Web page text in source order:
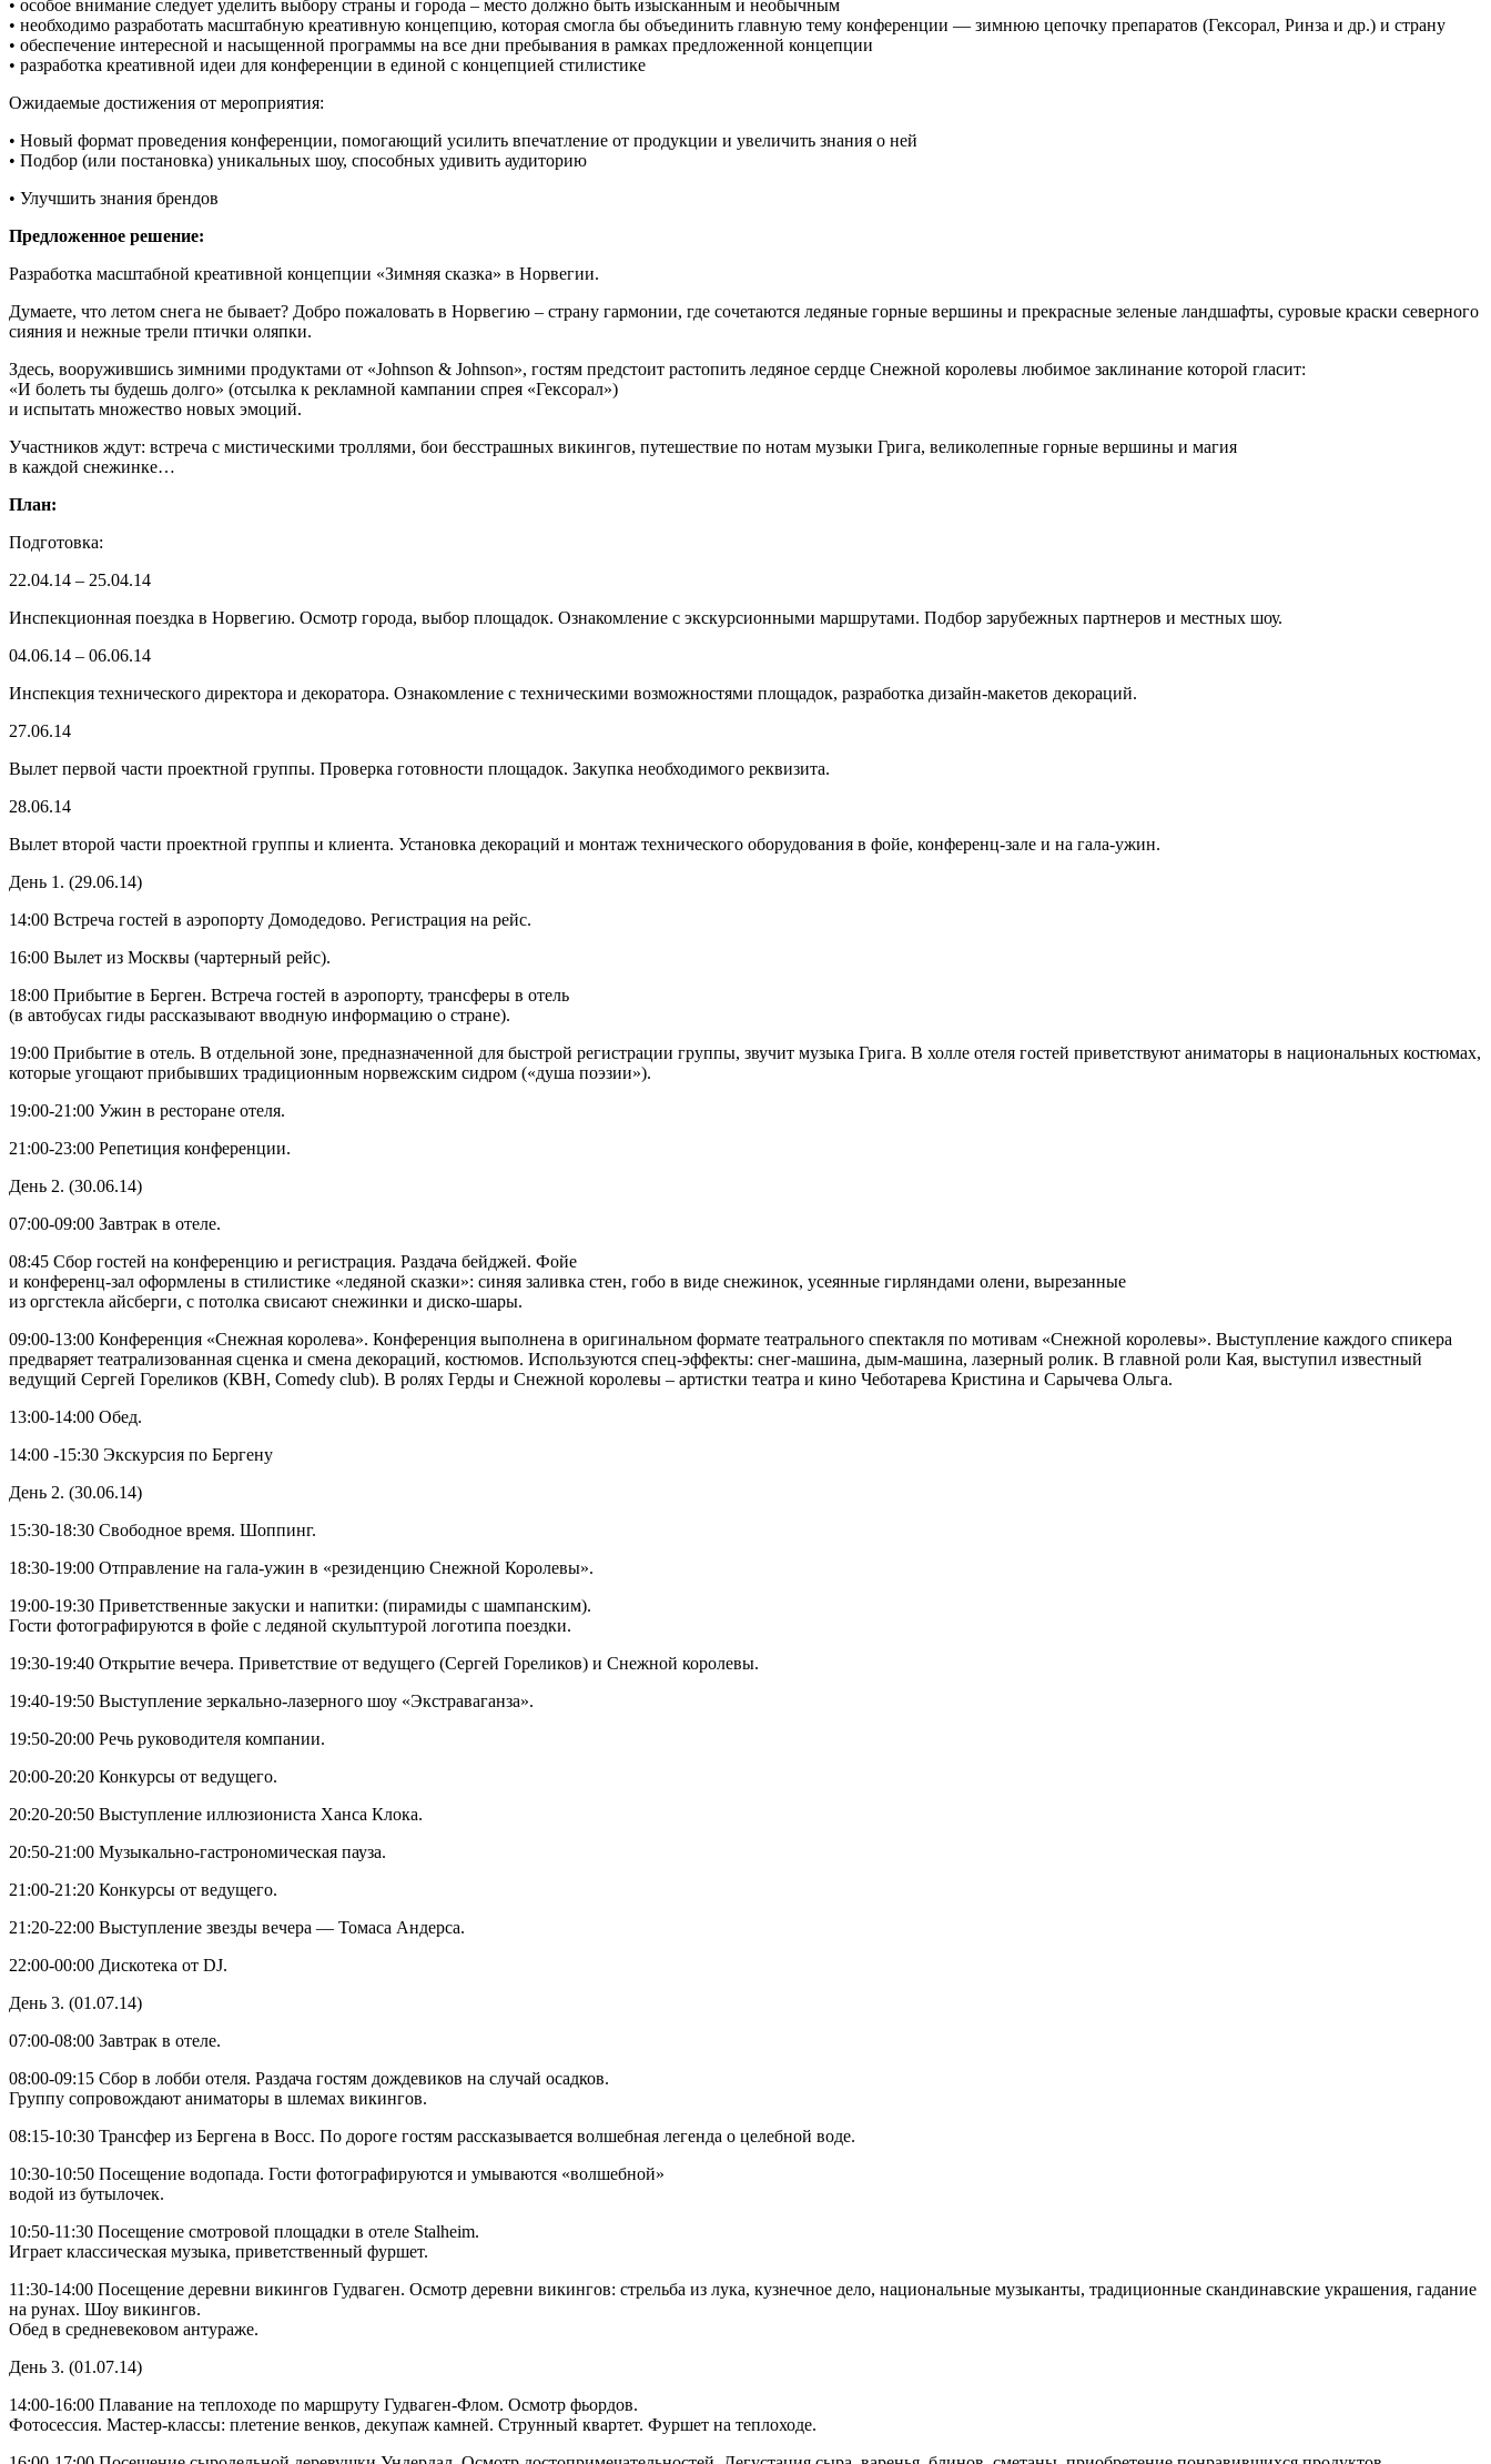
• особое внимание следует уделить выбору страны и города – место должно быть изысканным и необычным
• необходимо разработать масштабную креативную концепцию, которая смогла бы объединить главную тему конференции — зимнюю цепочку препаратов (Гексорал, Ринза и др.) и страну
• обеспечение интересной и насыщенной программы на все дни пребывания в рамках предложенной концепции
• разработка креативной идеи для конференции в единой с концепцией стилистике
Ожидаемые достижения от мероприятия:
• Новый формат проведения конференции, помогающий усилить впечатление от продукции и увеличить знания о ней
• Подбор (или постановка) уникальных шоу, способных удивить аудиторию
• Улучшить знания брендов
Предложенное решение:
Разработка масштабной креативной концепции «Зимняя сказка» в Норвегии.
Думаете, что летом снега не бывает? Добро пожаловать в Норвегию – страну гармонии, где сочетаются ледяные горные вершины и прекрасные зеленые ландшафты, суровые краски северного
сияния и нежные трели птички оляпки.
Здесь, вооружившись зимними продуктами от «Johnson & Johnson», гостям предстоит растопить ледяное сердце Снежной королевы любимое заклинание которой гласит:
«И болеть ты будешь долго» (отсылка к рекламной кампании спрея «Гексорал»)
и испытать множество новых эмоций.
Участников ждут: встреча с мистическими троллями, бои бесстрашных викингов, путешествие по нотам музыки Грига, великолепные горные вершины и магия
в каждой снежинке…
План:
Подготовка:
22.04.14 – 25.04.14
Инспекционная поездка в Норвегию. Осмотр города, выбор площадок. Ознакомление с экскурсионными маршрутами. Подбор зарубежных партнеров и местных шоу.
04.06.14 – 06.06.14
Инспекция технического директора и декоратора. Ознакомление с техническими возможностями площадок, разработка дизайн-макетов декораций.
27.06.14
Вылет первой части проектной группы. Проверка готовности площадок. Закупка необходимого реквизита.
28.06.14
Вылет второй части проектной группы и клиента. Установка декораций и монтаж технического оборудования в фойе, конференц-зале и на гала-ужин.
День 1. (29.06.14)
14:00 Встреча гостей в аэропорту Домодедово. Регистрация на рейс.
16:00 Вылет из Москвы (чартерный рейс).
18:00 Прибытие в Берген. Встреча гостей в аэропорту, трансферы в отель
(в автобусах гиды рассказывают вводную информацию о стране).
19:00 Прибытие в отель. В отдельной зоне, предназначенной для быстрой регистрации группы, звучит музыка Грига. В холле отеля гостей приветствуют аниматоры в национальных костюмах,
которые угощают прибывших традиционным норвежским сидром («душа поэзии»).
19:00-21:00 Ужин в ресторане отеля.
21:00-23:00 Репетиция конференции.
День 2. (30.06.14)
07:00-09:00 Завтрак в отеле.
08:45 Сбор гостей на конференцию и регистрация. Раздача бейджей. Фойе
и конференц-зал оформлены в стилистике «ледяной сказки»: синяя заливка стен, гобо в виде снежинок, усеянные гирляндами олени, вырезанные
из оргстекла айсберги, с потолка свисают снежинки и диско-шары.
09:00-13:00 Конференция «Снежная королева». Конференция выполнена в оригинальном формате театрального спектакля по мотивам «Снежной королевы». Выступление каждого спикера
предваряет театрализованная сценка и смена декораций, костюмов. Используются спец-эффекты: снег-машина, дым-машина, лазерный ролик. В главной роли Кая, выступил известный
ведущий Сергей Гореликов (КВН, Comedy club). В ролях Герды и Снежной королевы – артистки театра и кино Чеботарева Кристина и Сарычева Ольга.
13:00-14:00 Обед.
14:00 -15:30 Экскурсия по Бергену
День 2. (30.06.14)
15:30-18:30 Свободное время. Шоппинг.
18:30-19:00 Отправление на гала-ужин в «резиденцию Снежной Королевы».
19:00-19:30 Приветственные закуски и напитки: (пирамиды с шампанским).
Гости фотографируются в фойе с ледяной скульптурой логотипа поездки.
19:30-19:40 Открытие вечера. Приветствие от ведущего (Сергей Гореликов) и Снежной королевы.
19:40-19:50 Выступление зеркально-лазерного шоу «Экстраваганза».
19:50-20:00 Речь руководителя компании.
20:00-20:20 Конкурсы от ведущего.
20:20-20:50 Выступление иллюзиониста Ханса Клока.
20:50-21:00 Музыкально-гастрономическая пауза.
21:00-21:20 Конкурсы от ведущего.
21:20-22:00 Выступление звезды вечера — Томаса Андерса.
22:00-00:00 Дискотека от DJ.
День 3. (01.07.14)
07:00-08:00 Завтрак в отеле.
08:00-09:15 Сбор в лобби отеля. Раздача гостям дождевиков на случай осадков.
Группу сопровождают аниматоры в шлемах викингов.
08:15-10:30 Трансфер из Бергена в Восс. По дороге гостям рассказывается волшебная легенда о целебной воде.
10:30-10:50 Посещение водопада. Гости фотографируются и умываются «волшебной»
водой из бутылочек.
10:50-11:30 Посещение смотровой площадки в отеле Stalheim.
Играет классическая музыка, приветственный фуршет.
11:30-14:00 Посещение деревни викингов Гудваген. Осмотр деревни викингов: стрельба из лука, кузнечное дело, национальные музыканты, традиционные скандинавские украшения, гадание
на рунах. Шоу викингов.
Обед в средневековом антураже.
День 3. (01.07.14)
14:00-16:00 Плавание на теплоходе по маршруту Гудваген-Флом. Осмотр фьордов.
Фотосессия. Мастер-классы: плетение венков, декупаж камней. Струнный квартет. Фуршет на теплоходе.